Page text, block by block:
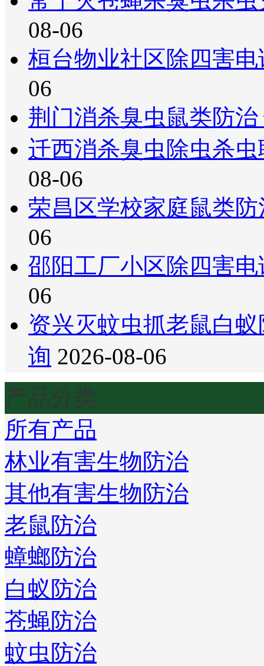
08-06
桓台物业社区除四害
06
荆门消杀臭虫鼠类防
迁西消杀臭虫除虫杀
08-06
荣昌区学校家庭鼠类
06
邵阳工厂小区除四害
06
资兴灭蚊虫抓老鼠白
询 2026-08-06
产品分类
所有产品
林业有害生物防治
其他有害生物防治
老鼠防治
蟑螂防治
白蚁防治
苍蝇防治
蚊虫防治